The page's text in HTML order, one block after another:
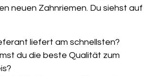
neuen Zahnriemen. Du siehst auf
liefert am schnellsten?
du die beste Qualität zum